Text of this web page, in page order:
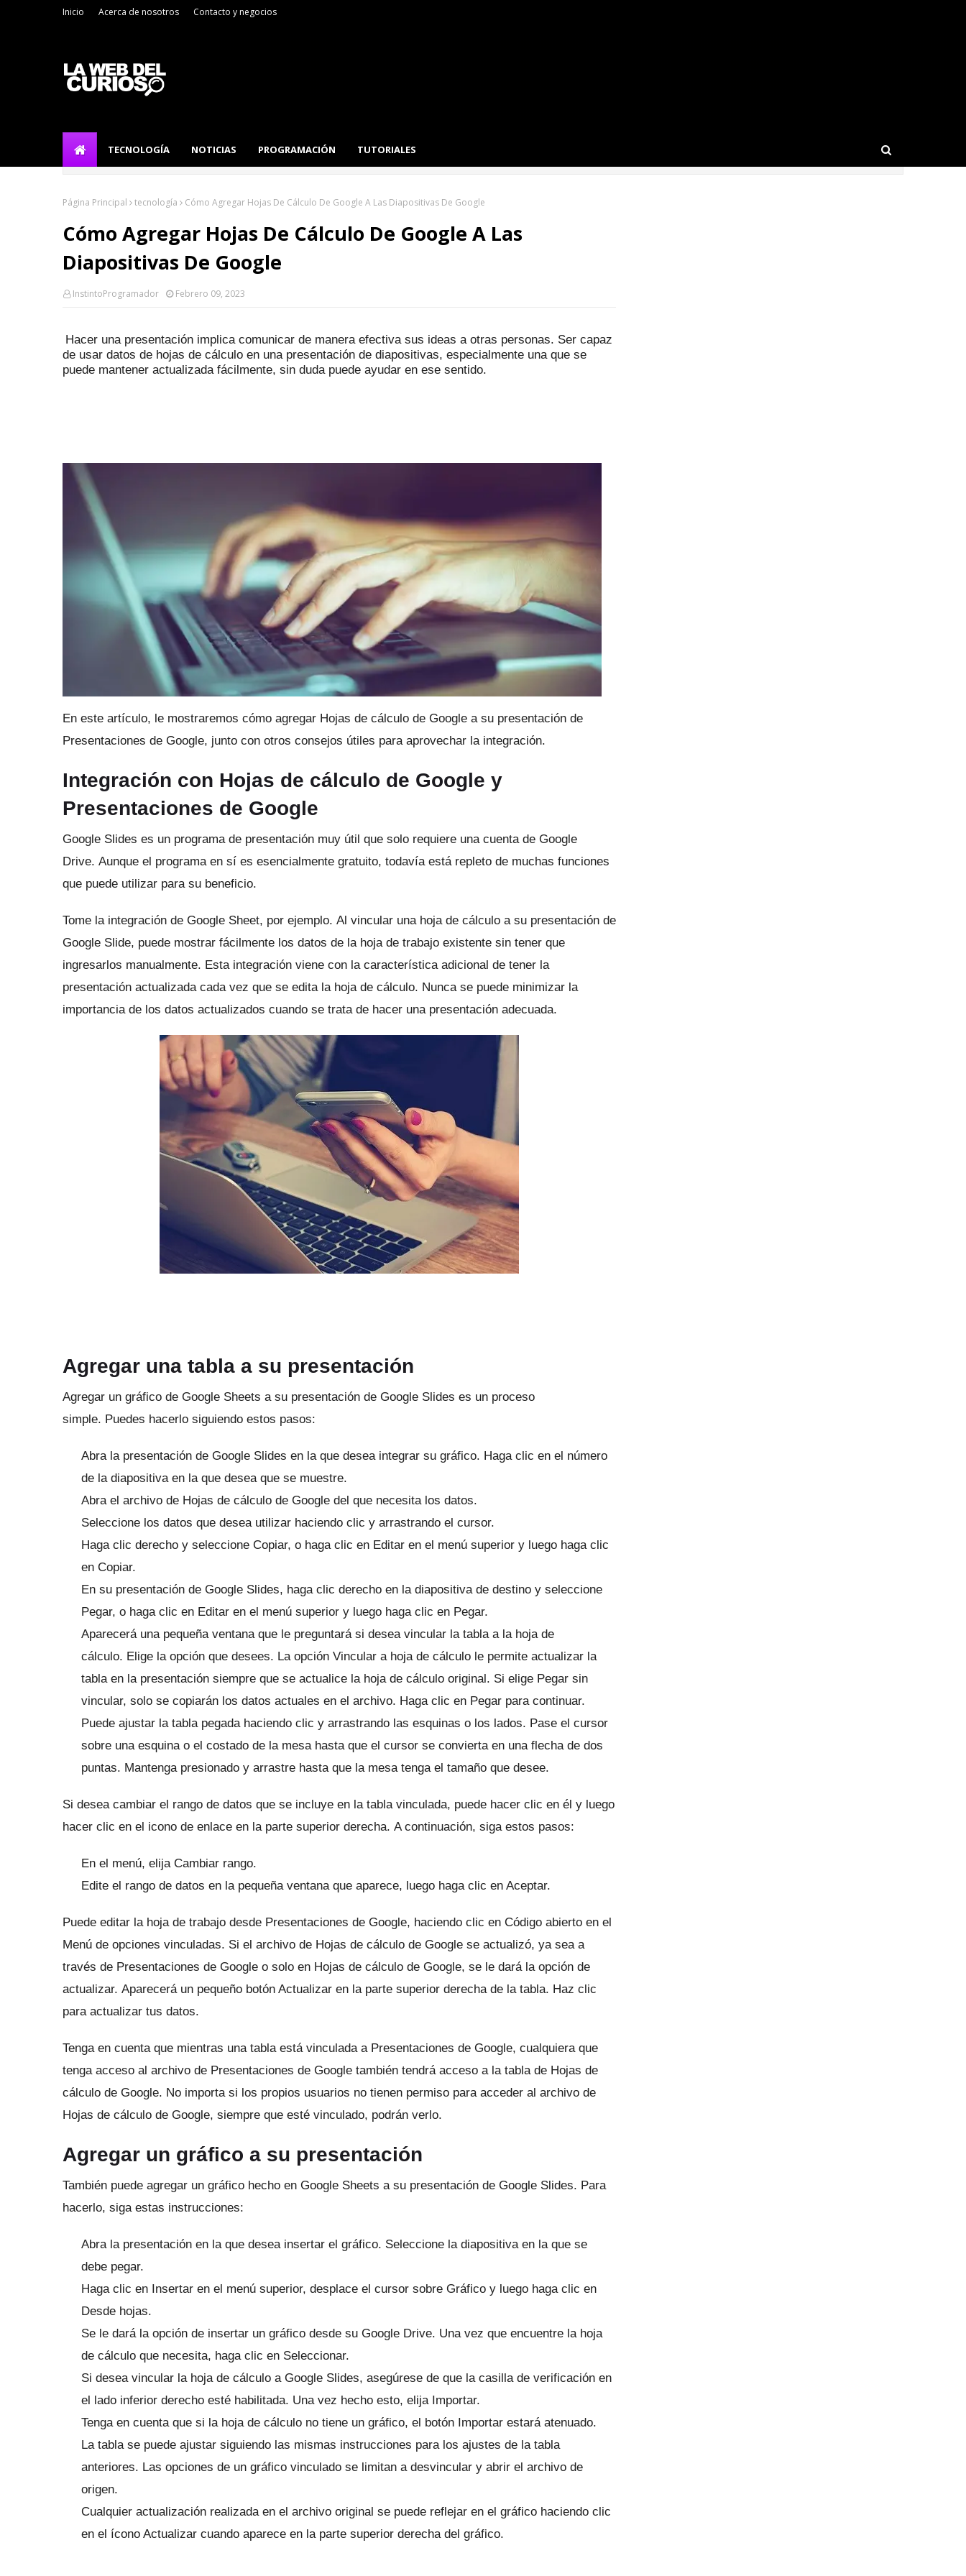
Inicio Acerca de nosotros Contacto y negocios
TECNOLOGÍA NOTICIAS PROGRAMACIÓN TUTORIALES
Página Principal tecnología Cómo Agregar Hojas De Cálculo De Google A Las Diapositivas De Google
Cómo Agregar Hojas De Cálculo De Google A Las
Diapositivas De Google
InstintoProgramador Febrero 09, 2023
Hacer una presentación implica comunicar de manera efectiva sus ideas a otras personas. Ser capaz
de usar datos de hojas de cálculo en una presentación de diapositivas, especialmente una que se
puede mantener actualizada fácilmente, sin duda puede ayudar en ese sentido.
En este artículo, le mostraremos cómo agregar Hojas de cálculo de Google a su presentación de
Presentaciones de Google, junto con otros consejos útiles para aprovechar la integración.
Integración con Hojas de cálculo de Google y
Presentaciones de Google
Google Slides es un programa de presentación muy útil que solo requiere una cuenta de Google
Drive. Aunque el programa en sí es esencialmente gratuito, todavía está repleto de muchas funciones
que puede utilizar para su beneficio.
Tome la integración de Google Sheet, por ejemplo. Al vincular una hoja de cálculo a su presentación de
Google Slide, puede mostrar fácilmente los datos de la hoja de trabajo existente sin tener que
ingresarlos manualmente. Esta integración viene con la característica adicional de tener la
presentación actualizada cada vez que se edita la hoja de cálculo. Nunca se puede minimizar la
importancia de los datos actualizados cuando se trata de hacer una presentación adecuada.
Agregar una tabla a su presentación
Agregar un gráfico de Google Sheets a su presentación de Google Slides es un proceso
simple. Puedes hacerlo siguiendo estos pasos:
Abra la presentación de Google Slides en la que desea integrar su gráfico. Haga clic en el número
de la diapositiva en la que desea que se muestre.
Abra el archivo de Hojas de cálculo de Google del que necesita los datos.
Seleccione los datos que desea utilizar haciendo clic y arrastrando el cursor.
Haga clic derecho y seleccione Copiar, o haga clic en Editar en el menú superior y luego haga clic
en Copiar.
En su presentación de Google Slides, haga clic derecho en la diapositiva de destino y seleccione
Pegar, o haga clic en Editar en el menú superior y luego haga clic en Pegar.
Aparecerá una pequeña ventana que le preguntará si desea vincular la tabla a la hoja de
cálculo. Elige la opción que desees. La opción Vincular a hoja de cálculo le permite actualizar la
tabla en la presentación siempre que se actualice la hoja de cálculo original. Si elige Pegar sin
vincular, solo se copiarán los datos actuales en el archivo. Haga clic en Pegar para continuar.
Puede ajustar la tabla pegada haciendo clic y arrastrando las esquinas o los lados. Pase el cursor
sobre una esquina o el costado de la mesa hasta que el cursor se convierta en una flecha de dos
puntas. Mantenga presionado y arrastre hasta que la mesa tenga el tamaño que desee.
Si desea cambiar el rango de datos que se incluye en la tabla vinculada, puede hacer clic en él y luego
hacer clic en el icono de enlace en la parte superior derecha. A continuación, siga estos pasos:
En el menú, elija Cambiar rango.
Edite el rango de datos en la pequeña ventana que aparece, luego haga clic en Aceptar.
Puede editar la hoja de trabajo desde Presentaciones de Google, haciendo clic en Código abierto en el
Menú de opciones vinculadas. Si el archivo de Hojas de cálculo de Google se actualizó, ya sea a
través de Presentaciones de Google o solo en Hojas de cálculo de Google, se le dará la opción de
actualizar. Aparecerá un pequeño botón Actualizar en la parte superior derecha de la tabla. Haz clic
para actualizar tus datos.
Tenga en cuenta que mientras una tabla está vinculada a Presentaciones de Google, cualquiera que
tenga acceso al archivo de Presentaciones de Google también tendrá acceso a la tabla de Hojas de
cálculo de Google. No importa si los propios usuarios no tienen permiso para acceder al archivo de
Hojas de cálculo de Google, siempre que esté vinculado, podrán verlo.
Agregar un gráfico a su presentación
También puede agregar un gráfico hecho en Google Sheets a su presentación de Google Slides. Para
hacerlo, siga estas instrucciones:
Abra la presentación en la que desea insertar el gráfico. Seleccione la diapositiva en la que se
debe pegar.
Haga clic en Insertar en el menú superior, desplace el cursor sobre Gráfico y luego haga clic en
Desde hojas.
Se le dará la opción de insertar un gráfico desde su Google Drive. Una vez que encuentre la hoja
de cálculo que necesita, haga clic en Seleccionar.
Si desea vincular la hoja de cálculo a Google Slides, asegúrese de que la casilla de verificación en
el lado inferior derecho esté habilitada. Una vez hecho esto, elija Importar.
Tenga en cuenta que si la hoja de cálculo no tiene un gráfico, el botón Importar estará atenuado.
La tabla se puede ajustar siguiendo las mismas instrucciones para los ajustes de la tabla
anteriores. Las opciones de un gráfico vinculado se limitan a desvincular y abrir el archivo de
origen.
Cualquier actualización realizada en el archivo original se puede reflejar en el gráfico haciendo clic
en el ícono Actualizar cuando aparece en la parte superior derecha del gráfico.